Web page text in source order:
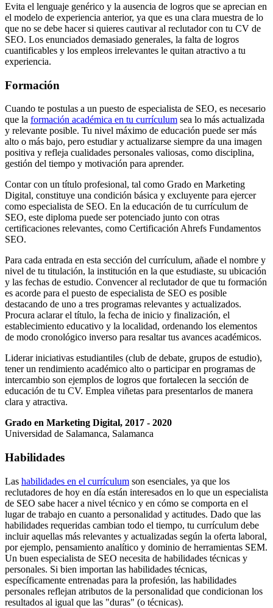
Evita el lenguaje genérico y la ausencia de logros que se aprecian en
el modelo de experiencia anterior, ya que es una clara muestra de lo
que no se debe hacer si quieres cautivar al reclutador con tu CV de
SEO. Los enunciados demasiado generales, la falta de logros
cuantificables y los empleos irrelevantes le quitan atractivo a tu
experiencia.
Formación
Cuando te postulas a un puesto de especialista de SEO, es necesario
que la formación académica en tu currículum sea lo más actualizada
y relevante posible. Tu nivel máximo de educación puede ser más
alto o más bajo, pero estudiar y actualizarse siempre da una imagen
positiva y refleja cualidades personales valiosas, como disciplina,
gestión del tiempo y motivación para aprender.
Contar con un título profesional, tal como Grado en Marketing
Digital, constituye una condición básica y excluyente para ejercer
como especialista de SEO. En la educación de tu currículum de
SEO, este diploma puede ser potenciado junto con otras
certificaciones relevantes, como Certificación Ahrefs Fundamentos
SEO.
Para cada entrada en esta sección del currículum, añade el nombre y
nivel de tu titulación, la institución en la que estudiaste, su ubicación
y las fechas de estudio. Convencer al reclutador de que tu formación
es acorde para el puesto de especialista de SEO es posible
destacando de uno a tres programas relevantes y actualizados.
Procura aclarar el título, la fecha de inicio y finalización, el
establecimiento educativo y la localidad, ordenando los elementos
de modo cronológico inverso para resaltar tus avances académicos.
Liderar iniciativas estudiantiles (club de debate, grupos de estudio),
tener un rendimiento académico alto o participar en programas de
intercambio son ejemplos de logros que fortalecen la sección de
educación de tu CV. Emplea viñetas para presentarlos de manera
clara y atractiva.
Grado en Marketing Digital, 2017 - 2020
Universidad de Salamanca, Salamanca
Habilidades
Las habilidades en el currículum son esenciales, ya que los
reclutadores de hoy en día están interesados en lo que un especialista
de SEO sabe hacer a nivel técnico y en cómo se comporta en el
lugar de trabajo en cuanto a personalidad y actitudes. Dado que las
habilidades requeridas cambian todo el tiempo, tu currículum debe
incluir aquellas más relevantes y actualizadas según la oferta laboral,
por ejemplo, pensamiento analítico y dominio de herramientas SEM.
Un buen especialista de SEO necesita de habilidades técnicas y
personales. Si bien importan las habilidades técnicas,
específicamente entrenadas para la profesión, las habilidades
personales reflejan atributos de la personalidad que condicionan los
resultados al igual que las "duras" (o técnicas).